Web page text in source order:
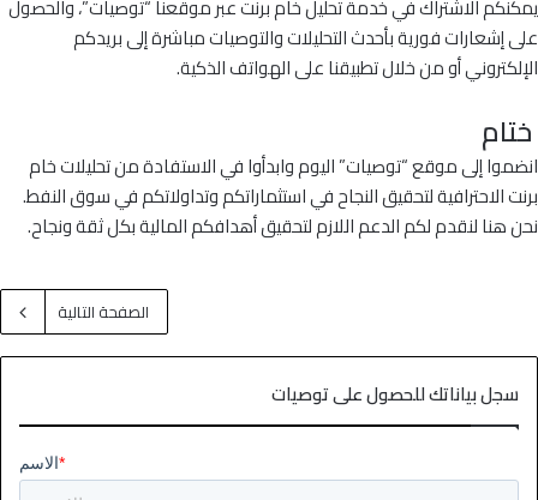
يمكنكم الاشتراك في خدمة تحليل خام برنت عبر موقعنا “توصيات”، والحصول
على إشعارات فورية بأحدث التحليلات والتوصيات مباشرة إلى بريدكم
الإلكتروني أو من خلال تطبيقنا على الهواتف الذكية.
ختام
انضموا إلى موقع “توصيات” اليوم وابدأوا في الاستفادة من تحليلات خام
برنت الاحترافية لتحقيق النجاح في استثماراتكم وتداولاتكم في سوق النفط.
نحن هنا لنقدم لكم الدعم اللازم لتحقيق أهدافكم المالية بكل ثقة ونجاح.
الصفحة التالية
سجل بياناتك للحصول على توصيات